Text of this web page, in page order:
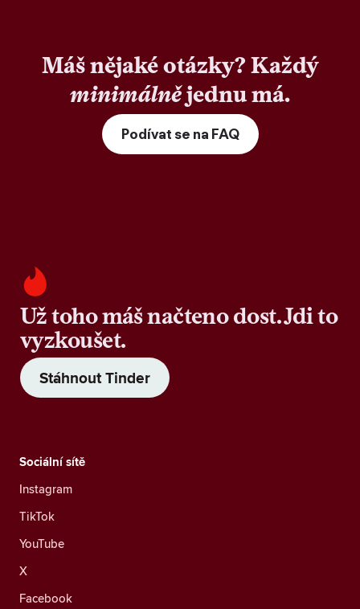
Máš nějaké otázky? Každý
minimálnějednu má.
Podívat se na FAQ
Už toho máš načteno dost. Jdi to
vyzkoušet.
Stáhnout Tinder
Sociální sítě
Instagram
TikTok
YouTube
X
Facebook